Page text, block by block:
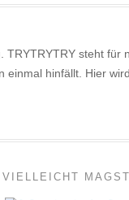
TRYTRYTRY steht
einmal hinfällt. Hier
VIELLEICHT